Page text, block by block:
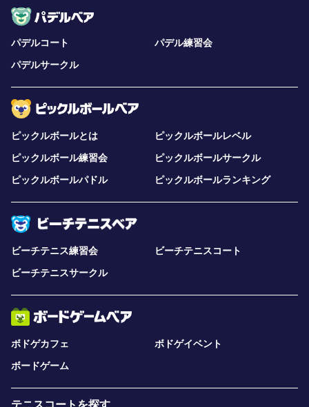
パデルコート
パデル練習会
パデルサークル
ピックルボールとは
ピックルボールレベル
ピックルボール練習会
ピックルボールサークル
ピックルボールパドル
ピックルボールランキング
ビーチテニス練習会
ビーチテニスコート
ビーチテニスサークル
ボドゲカフェ
ボドゲイベント
ボードゲーム